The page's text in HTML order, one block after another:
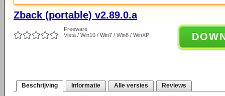
Zback (portable) v2.89.0.a
Freeware
Vista / Win10 / Win7 / Win8 / WinXP
Beschrijving Informatie Alle versies Reviews